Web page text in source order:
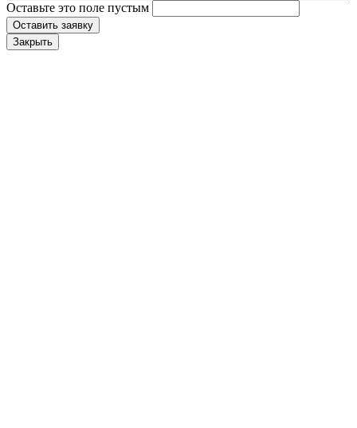
Оставьте это поле пустым
Оставить заявку
Закрыть